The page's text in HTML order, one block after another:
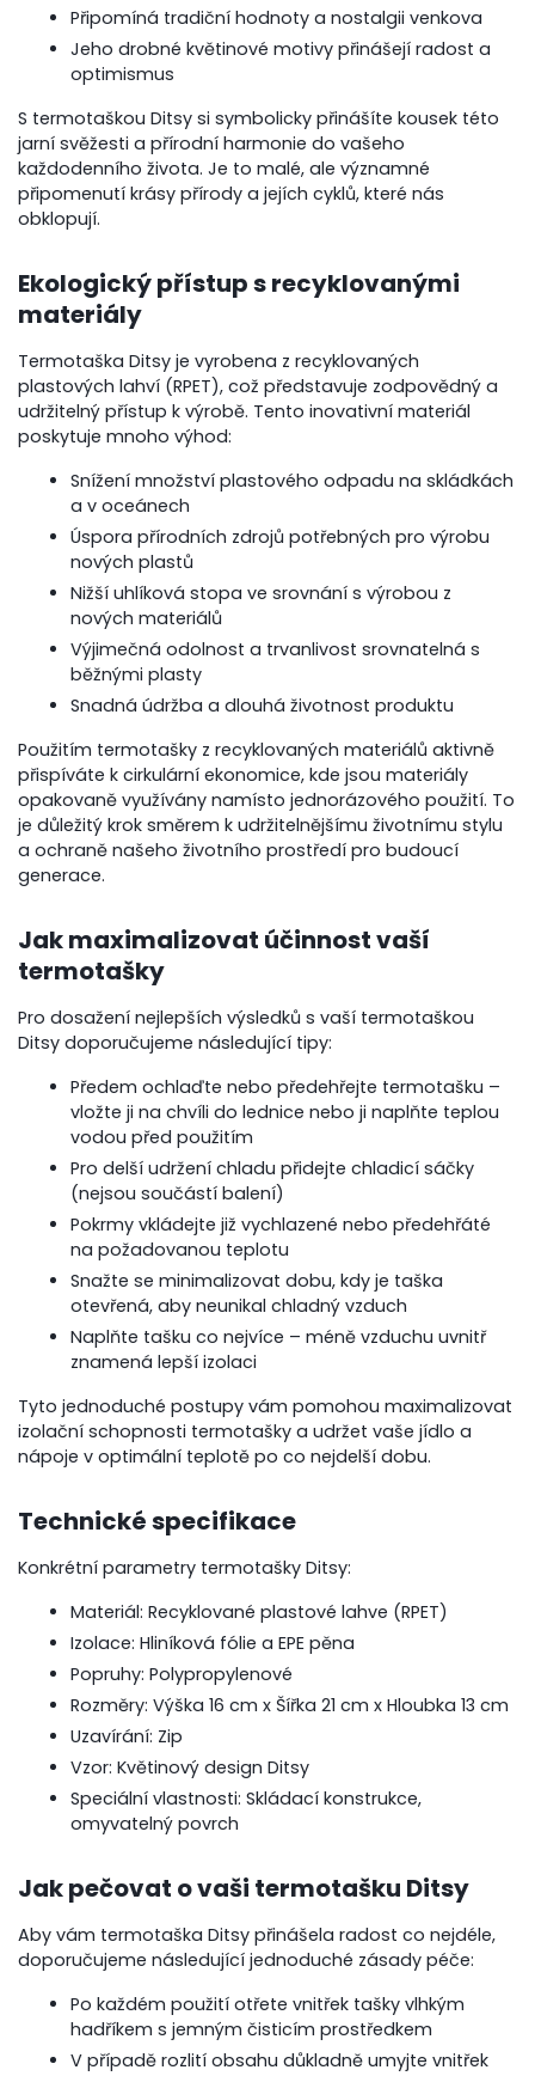
Připomíná tradiční hodnoty a nostalgii venkova
Jeho drobné květinové motivy přinášejí radost a
optimismus
S termotaškou Ditsy si symbolicky přinášíte kousek této
jarní svěžesti a přírodní harmonie do vašeho
každodenního života. Je to malé, ale významné
připomenutí krásy přírody a jejích cyklů, které nás
obklopují.
Ekologický přístup s recyklovanými
materiály
Termotaška Ditsy je vyrobena z recyklovaných
plastových lahví (RPET), což představuje zodpovědný a
udržitelný přístup k výrobě. Tento inovativní materiál
poskytuje mnoho výhod:
Snížení množství plastového odpadu na skládkách
a v oceánech
Úspora přírodních zdrojů potřebných pro výrobu
nových plastů
Nižší uhlíková stopa ve srovnání s výrobou z
nových materiálů
Výjimečná odolnost a trvanlivost srovnatelná s
běžnými plasty
Snadná údržba a dlouhá životnost produktu
Použitím termotašky z recyklovaných materiálů aktivně
přispíváte k cirkulární ekonomice, kde jsou materiály
opakovaně využívány namísto jednorázového použití. To
je důležitý krok směrem k udržitelnějšímu životnímu stylu
a ochraně našeho životního prostředí pro budoucí
generace.
Jak maximalizovat účinnost vaší
termotašky
Pro dosažení nejlepších výsledků s vaší termotaškou
Ditsy doporučujeme následující tipy:
Předem ochlaďte nebo předehřejte termotašku –
vložte ji na chvíli do lednice nebo ji naplňte teplou
vodou před použitím
Pro delší udržení chladu přidejte chladicí sáčky
(nejsou součástí balení)
Pokrmy vkládejte již vychlazené nebo předehřáté
na požadovanou teplotu
Snažte se minimalizovat dobu, kdy je taška
otevřená, aby neunikal chladný vzduch
Naplňte tašku co nejvíce – méně vzduchu uvnitř
znamená lepší izolaci
Tyto jednoduché postupy vám pomohou maximalizovat
izolační schopnosti termotašky a udržet vaše jídlo a
nápoje v optimální teplotě po co nejdelší dobu.
Technické specifikace
Konkrétní parametry termotašky Ditsy:
Materiál: Recyklované plastové lahve (RPET)
Izolace: Hliníková fólie a EPE pěna
Popruhy: Polypropylenové
Rozměry: Výška 16 cm x Šířka 21 cm x Hloubka 13 cm
Uzavírání: Zip
Vzor: Květinový design Ditsy
Speciální vlastnosti: Skládací konstrukce,
omyvatelný povrch
Jak pečovat o vaši termotašku Ditsy
Aby vám termotaška Ditsy přinášela radost co nejdéle,
doporučujeme následující jednoduché zásady péče:
Po každém použití otřete vnitřek tašky vlhkým
hadříkem s jemným čisticím prostředkem
V případě rozlití obsahu důkladně umyjte vnitřek